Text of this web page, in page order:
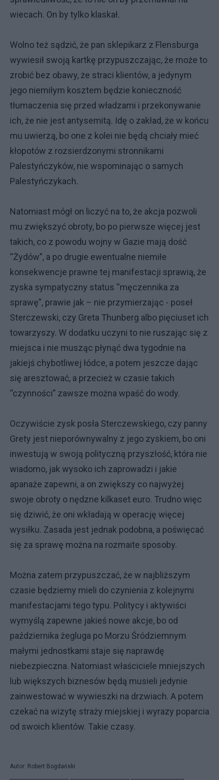
wiecach. On by tylko klaskał.
Wolno też sądzić, że pan sklepikarz z Flensburga
wywiesił swoją kartkę przypuszczając, że może to
zrobić bez obawy, że straci klientów, a jedynym
jego niemiłym kosztem będzie konieczność
tłumaczenia się przed władzami i przekonywanie
ich, że nie jest antysemitą. Idę o zakład, że w końcu
mu uwierzą, bo one z kolei nie będą chciały mieć
kłopotów z rozsierdzonymi stronnikami
Palestyńczyków, nie wspominając o samych
Palestyńczykach.
Natomiast mógł on liczyć na to, że akcja pozwoli
mu zwiększyć obroty, bo po pierwsze więcej jest
takich, co z powodu wojny w Gazie mają dość
“Żydów”, a po drugie ewentualne niemiłe
konsekwencje prawne tej manifestacji sprawią, że
zyska sympatyczny status “męczennika za
sprawę”, prawie jak – nie przymierzając - poseł
Sterczewski, czy Greta Thunberg albo pięciuset ich
towarzyszy. W dodatku uczyni to nie ruszając się z
miejsca i nie musząc płynąć dwa tygodnie na
jakiejś chybotliwej łódce, a potem jeszcze dając
się aresztować, a przecież w czasie takich
“czynności” zawsze można wpaść do wody.
Oczywiście zysk posła Sterczewskiego, czy panny
Grety jest nieporównywalny z jego zyskiem, bo oni
inwestują w swoją polityczną przyszłość, która nie
wiadomo, jak wysoko ich zaprowadzi i jakie
apanaże zapewni, a on zwiększy co najwyżej
swoje obroty o nędzne kilkaset euro. Trudno więc
się dziwić, że oni wkładają w operację więcej
wysiłku. Zasada jest jednak podobna, a poświęcać
się za sprawę można na rozmaite sposoby.
Można zatem przypuszczać, że w najbliższym
czasie będziemy mieli do czynienia z kolejnymi
manifestacjami tego typu. Politycy i aktywiści
wymyślą zapewne jakieś nowe akcje, bo od
października żegluga po Morzu Śródziemnym
małymi jednostkami staje się naprawdę
niebezpieczna. Natomiast właściciele mniejszych
lub większych biznesów będą musieli jedynie
zainwestować w wywieszki na drzwiach. A potem
czekać na wizytę straży miejskiej i wyrazy poparcia
od swoich klientów. Takie czasy.
Autor: Robert Bogdański